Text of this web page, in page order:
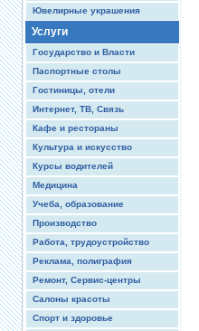
Ювелирные украшения
Услуги
Государство и Власти
Паспортные столы
Гостиницы, отели
Интернет, ТВ, Связь
Кафе и рестораны
Культура и искусство
Курсы водителей
Медицина
Учеба, образование
Производство
Работа, трудоустройство
Реклама, полиграфия
Ремонт, Сервис-центры
Салоны красоты
Спорт и здоровье